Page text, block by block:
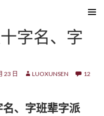
字名、字
23 日 LUOXUNSEN
12
、字班辈字派